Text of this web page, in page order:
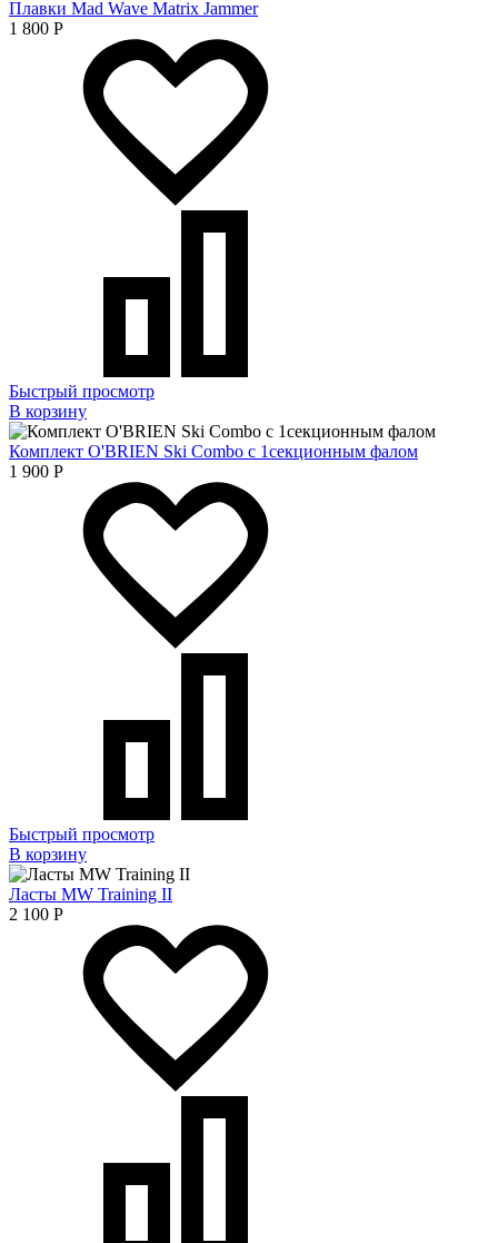
Плавки Mad Wave Matrix Jammer
1 800 Р
Быстрый просмотр
В корзину
Комплект O'BRIEN Ski Combo с 1секционным фалом
1 900 Р
Быстрый просмотр
В корзину
Ласты MW Training II
2 100 Р